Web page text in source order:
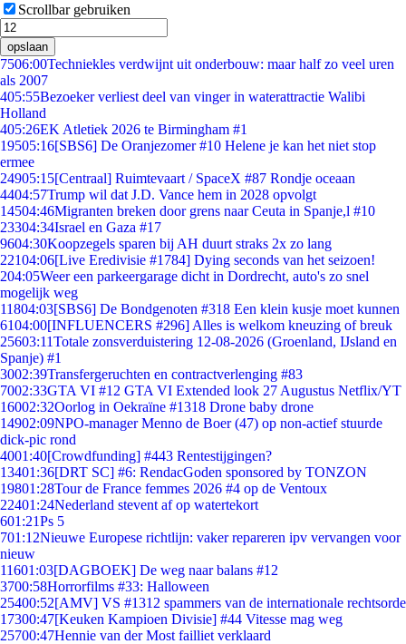
Scrollbar gebruiken
opslaan
7506:00Techniekles verdwijnt uit onderbouw: maar half zo veel uren
als 2007
405:55Bezoeker verliest deel van vinger in waterattractie Walibi
Holland
405:26EK Atletiek 2026 te Birmingham #1
19505:16[SBS6] De Oranjezomer #10 Helene je kan het niet stop
ermee
24905:15[Centraal] Ruimtevaart / SpaceX #87 Rondje oceaan
4404:57Trump wil dat J.D. Vance hem in 2028 opvolgt
14504:46Migranten breken door grens naar Ceuta in Spanje,l #10
23304:34Israel en Gaza #17
9604:30Koopzegels sparen bij AH duurt straks 2x zo lang
22104:06[Live Eredivisie #1784] Dying seconds van het seizoen!
204:05Weer een parkeergarage dicht in Dordrecht, auto's zo snel
mogelijk weg
11804:03[SBS6] De Bondgenoten #318 Een klein kusje moet kunnen
6104:00[INFLUENCERS #296] Alles is welkom kneuzing of breuk
25603:11Totale zonsverduistering 12-08-2026 (Groenland, IJsland en
Spanje) #1
3002:39Transfergeruchten en contractverlenging #83
7002:33GTA VI #12 GTA VI Extended look 27 Augustus Netflix/YT
16002:32Oorlog in Oekraïne #1318 Drone baby drone
14902:09NPO-manager Menno de Boer (47) op non-actief stuurde
dick-pic rond
4001:40[Crowdfunding] #443 Rentestijgingen?
13401:36[DRT SC] #6: RendacGoden sponsored by TONZON
19801:28Tour de France femmes 2026 #4 op de Ventoux
22401:24Nederland stevent af op watertekort
601:21Ps 5
701:12Nieuwe Europese richtlijn: vaker repareren ipv vervangen voor
nieuw
11601:03[DAGBOEK] De weg naar balans #12
3700:58Horrorfilms #33: Halloween
25400:52[AMV] VS #1312 spammers van de internationale rechtsorde
17300:47[Keuken Kampioen Divisie] #44 Vitesse mag weg
25700:47Hennie van der Most failliet verklaard